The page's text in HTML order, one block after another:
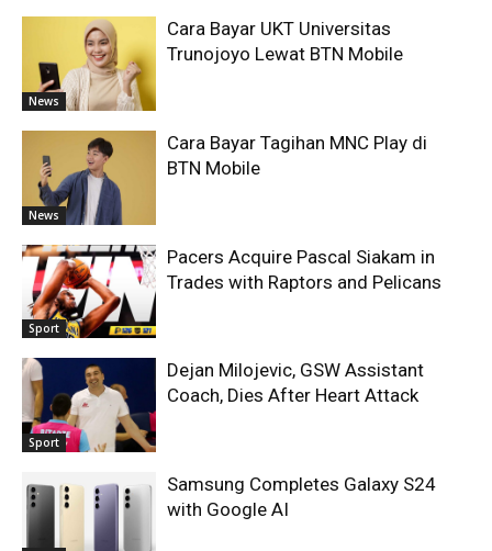
News
Cara Bayar UKT Universitas
Trunojoyo Lewat BTN Mobile
News
Cara Bayar Tagihan MNC Play di
BTN Mobile
Sport
Pacers Acquire Pascal Siakam in
Trades with Raptors and Pelicans
Sport
Dejan Milojevic, GSW Assistant
Coach, Dies After Heart Attack
Samsung Completes Galaxy S24
with Google AI